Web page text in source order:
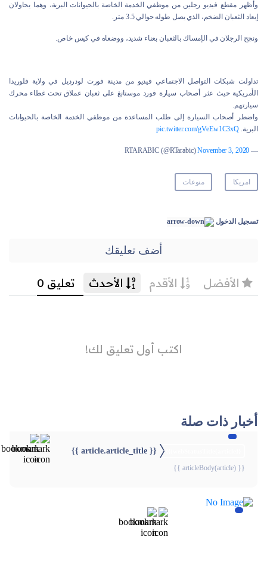
وأظهر مقطع فيديو رجلين من موظفي الخدمة الخاصة بالحيوانات البرية، وهما يحاولان
إبعاد الثعبان الضخم، الذي يصل طوله حوالي 3.5 متر.
ونجح الرجلان في الإمساك بالثعبان بعناء شديد، ووضعاه في كيس خاص.
تداولت شبكات التواصل الاجتماعي فيديو من مدينة فورت لودرديل في ولاية فلوريدا
الأمريكية حيث عثر أصحاب سيارة فورد موستانغ على ثعبان عملاق تحت غطاء محرك
سيارتهم.
واضطر أصحاب السيارة إلى طلب المساعدة من موظفي الخدمة الخاصة بالحيوانات
البرية. pic.twitter.com/gVeEw1C3xQ
— RTARABIC (@RTarabic)
November 3, 2020
امريكا منوعات
تسجيل الدخول
أضف تعليقك
أخبار ذات صلة
{{ article.article_title }}
{{ articleBody(article) }}